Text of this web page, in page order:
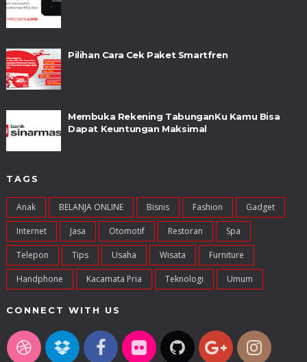
Pilihan Cara Cek Paket Smartfren
Membuka Rekening TabunganKu Kamu Bisa
Dapat Keuntungan Maksimal
TAGS
Anak BELANJA ONLINE Bisnis Fashion Gadget
Internet Jasa Otomotif Restoran Spa
Telepon Tips Usaha Wisata Furniture
Handphone Kacamata Pria Teknologi Umum
CONNECT WITH US